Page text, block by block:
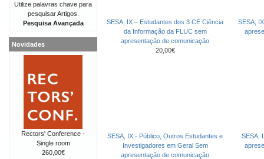
SESA, IX – Estudantes dos 3 CE Ciência
da Informação da FLUC sem
apresentação de comunicação
20,00€
SESA,
SESA, IX - Público, Outros Estudantes e
Investigadores em Geral Sem
apresentação de comunicação
SESA,
Utilize palavras chave para
pesquisar Artigos.
Pesquisa Avançada
Novidades
Rectors' Conference -
Single room
260,00€